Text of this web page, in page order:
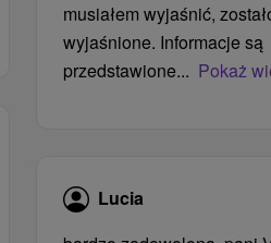
musiałem wyjaśnić,
wyjaśnione. Informacje są
przedstawione... Pokaż
Lucia